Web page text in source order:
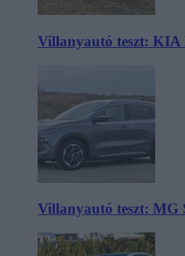
Villanyautó teszt: KIA
Villanyautó teszt: MG